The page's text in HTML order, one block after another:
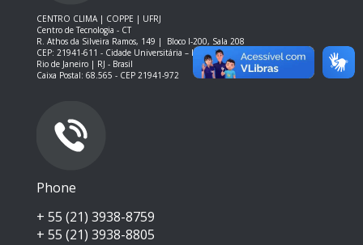
CENTRO CLIMA | COPPE | UFRJ
Centro de Tecnologia - CT
R. Athos da Silveira Ramos, 149 |
Bloco I-200, Sala 208
CEP: 21941-611 - Cidade Universitária – Ilha do Fundão – RJ
Rio de Janeiro | RJ - Brasil
Caixa Postal: 68.565 - CEP 21941-972
Phone
+ 55 (21) 3938-8759
+ 55 (21) 3938-8805